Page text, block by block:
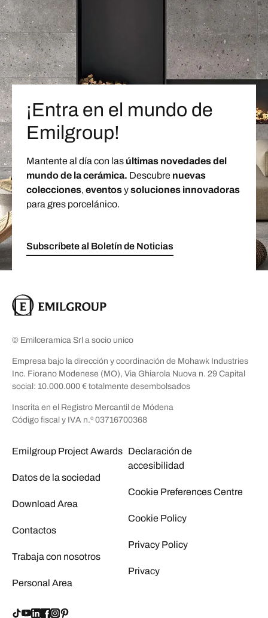
¡Entra en el mundo de
Emilgroup!
Mantente al día con las últimas novedades del
mundo de la cerámica. Descubre nuevas
colecciones, eventosysoluciones innovadoras
para gres porcelánico.
Subscríbete al Boletín de Noticias
© Emilceramica Srl a socio unico
Empresa bajo la dirección y coordinación de Mohawk Industries
Inc. Fiorano Modenese (MO), Via Ghiarola Nuova n. 29 Capital
social: 10.000.000 € totalmente desembolsados
Inscrita en el Registro Mercantil de Módena
Código fiscal y IVA n.º 03716700368
Emilgroup Project Awards
Datos de la sociedad
Download Area
Contactos
Trabaja con nosotros
Personal Area
Declaración de
accesibilidad
Cookie Preferences Centre
Cookie Policy
Privacy Policy
Privacy